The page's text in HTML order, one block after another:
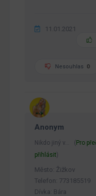
11.01.2021
Nesouhlas 0
Anonym
Nikdo jiný v… ( Pro
přihlásit )
Město: Žižkov
Telefon: 773185519
Dívka: Bára